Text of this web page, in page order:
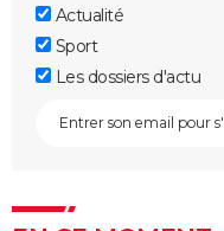
Actualité
Sport
Les dossiers d'actu